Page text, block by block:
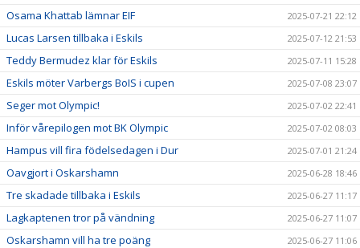
Osama Khattab lämnar EIF 2025-07-21 22:12
Lucas Larsen tillbaka i Eskils 2025-07-12 21:53
Teddy Bermudez klar för Eskils 2025-07-11 15:28
Eskils möter Varbergs BoIS i cupen 2025-07-08 23:07
Seger mot Olympic! 2025-07-02 22:41
Inför vårepilogen mot BK Olympic 2025-07-02 08:03
Hampus vill fira födelsedagen i Dur 2025-07-01 21:24
Oavgjort i Oskarshamn 2025-06-28 18:46
Tre skadade tillbaka i Eskils 2025-06-27 11:17
Lagkaptenen tror på vändning 2025-06-27 11:07
Oskarshamn vill ha tre poäng 2025-06-27 11:06